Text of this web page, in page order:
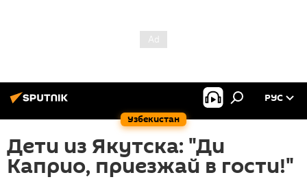
Узбекистан
РУС
Дети из Якутска: "Ди
Каприо, приезжай в гости!"